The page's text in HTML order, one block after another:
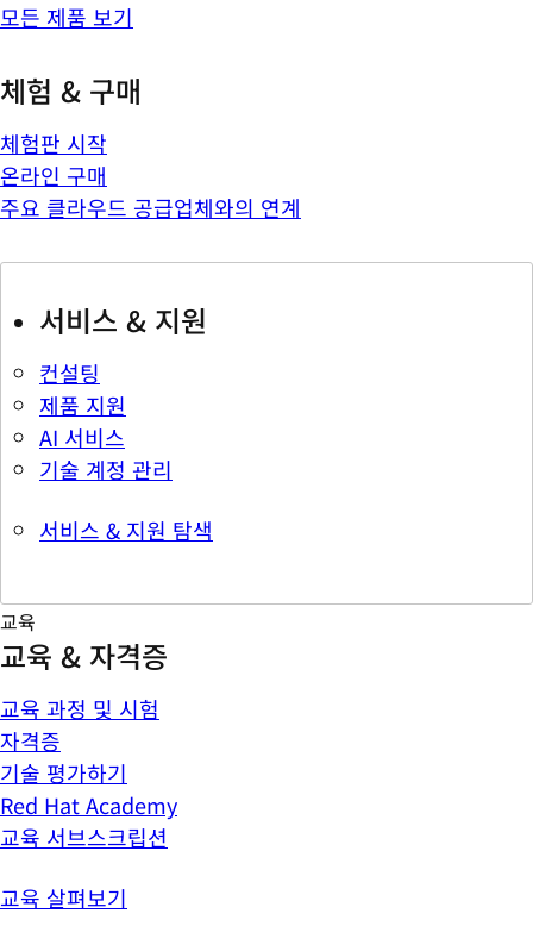
모든 제품 보기
체험 & 구매
체험판 시작
온라인 구매
주요 클라우드 공급업체와의 연계
서비스 & 지원
컨설팅
제품 지원
AI 서비스
기술 계정 관리
서비스 & 지원 탐색
교육
교육 & 자격증
교육 과정 및 시험
자격증
기술 평가하기
Red Hat Academy
교육 서브스크립션
교육 살펴보기